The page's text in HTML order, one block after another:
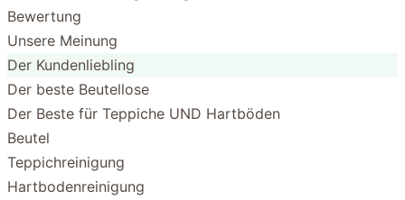
Bewertung
Unsere Meinung
Der Kundenliebling
Der beste Beutellose
Der Beste für Teppiche UND Hartböden
Beutel
Teppichreinigung
Hartbodenreinigung